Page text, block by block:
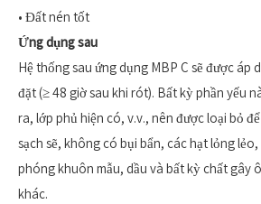
• Đất nén tốt
Ứng dụng sau
Hệ thống sau ứng dụng MBP C sẽ được áp
đặt (≥ 48 giờ sau khi rót). Bất kỳ phần yếu
ra, lớp phủ hiện có, v.v., nên được loại bỏ
sạch sẽ, không có bụi bẩn, các hạt lỏng
phóng khuôn mẫu, dầu và bất kỳ chất gây
khác.